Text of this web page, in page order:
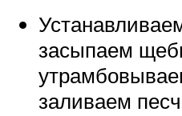
засыпаем
заливаем